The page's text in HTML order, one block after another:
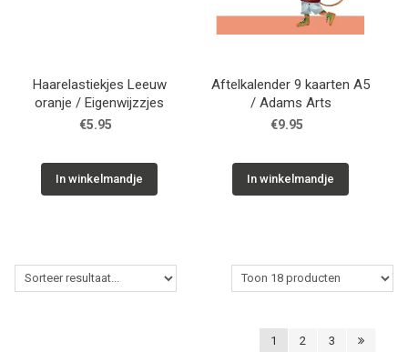
Haarelastiekjes Leeuw
oranje / Eigenwijzzjes
€5.95
In winkelmandje
Aftelkalender 9 kaarten A5
/ Adams Arts
€9.95
In winkelmandje
1 2 3